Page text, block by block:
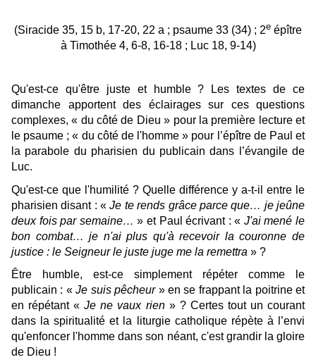
(Siracide 35, 15 b, 17-20, 22 a ; psaume 33 (34) ; 2e épître
à Timothée 4, 6-8, 16-18 ; Luc 18, 9-14)
Qu'est-ce qu'être juste et humble ? Les textes de ce
dimanche apportent des éclairages sur ces questions
complexes, « du côté de Dieu » pour la première lecture et
le psaume ; « du côté de l'homme » pour l’épître de Paul et
la parabole du pharisien du publicain dans l’évangile de
Luc.
Qu'est-ce que l'humilité ? Quelle différence y a-t-il entre le
pharisien disant : «Je te rends grâce parce que… je jeûne
deux fois par semaine… » et Paul écrivant : « J'ai mené le
bon combat… je n'ai plus qu'à recevoir la couronne de
justice : le Seigneur le juste juge me la remettra » ?
Être humble, est-ce simplement répéter comme le
publicain : «Je suis pêcheur» en se frappant la poitrine et
en répétant «Je ne vaux rien» ? Certes tout un courant
dans la spiritualité et la liturgie catholique répète à l’envi
qu'enfoncer l'homme dans son néant, c'est grandir la gloire
de Dieu !